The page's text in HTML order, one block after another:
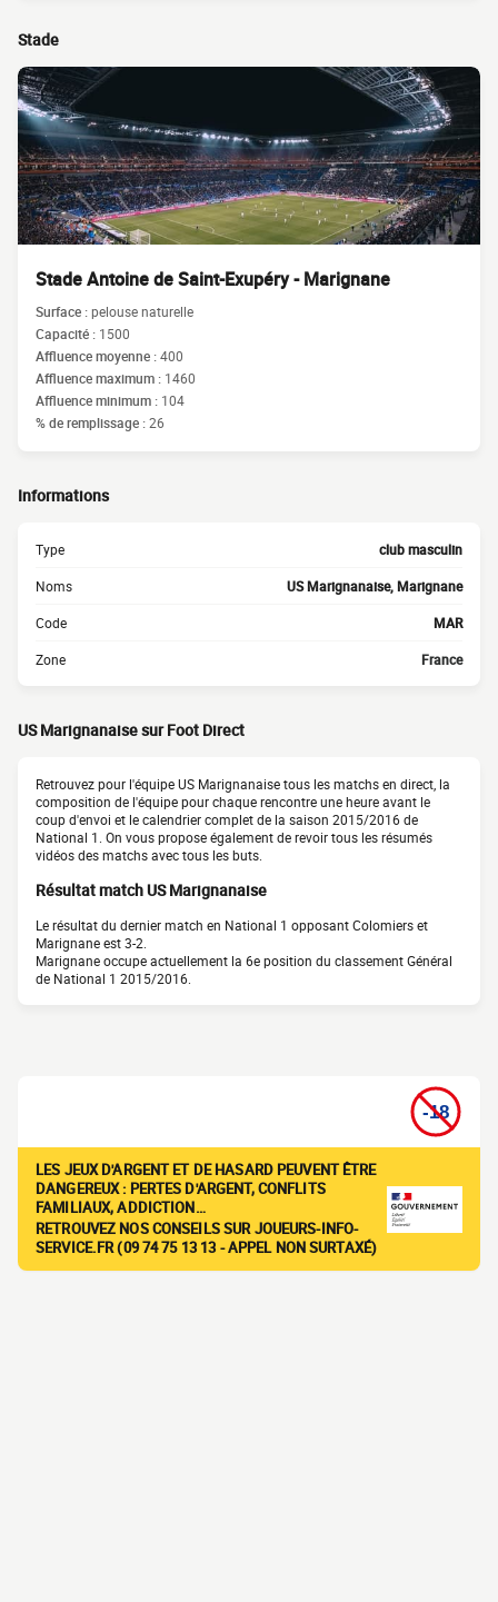
Stade
Stade Antoine de Saint-Exupéry - Marignane
Surface :pelouse naturelle
Capacité : 1500
Affluence moyenne :400
Affluence maximum : 1460
Affluence minimum : 104
% de remplissage :26
Informations
Type club masculin
Noms US Marignanaise, Marignane
Code MAR
Zone France
US Marignanaise sur Foot Direct
Retrouvez pour l'équipe US Marignanaise tous les matchs en direct, la
composition de l'équipe pour chaque rencontre une heure avant le
coup d'envoi et le calendrier complet de la saison 2015/2016 de
National 1. On vous propose également de revoir tous les résumés
vidéos des matchs avec tous les buts.
Résultat match US Marignanaise
Le résultat du dernier match en National 1 opposant Colomiers et
Marignane est 3-2.
Marignane occupe actuellement la 6e position du classement Général
de National 1 2015/2016.
LES JEUX D'ARGENT ET DE HASARD PEUVENT ÊTRE
DANGEREUX : PERTES D'ARGENT, CONFLITS
FAMILIAUX, ADDICTION…
RETROUVEZ NOS CONSEILS SUR JOUEURS-INFO-
SERVICE.FR (09 74 75 13 13 - APPEL NON SURTAXÉ)